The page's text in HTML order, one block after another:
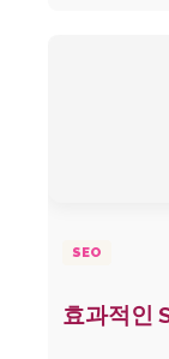
SEO
효과적인